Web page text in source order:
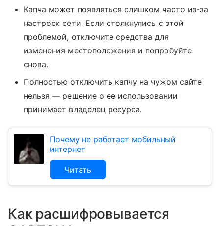
Капча может появляться слишком часто из-за
настроек сети. Если столкнулись с этой
проблемой, отключите средства для
изменения местоположения и попробуйте
снова.
Полностью отключить капчу на чужом сайте
нельзя — решение о ее использовании
принимает владелец ресурса.
Почему не работает мобильный
интернет
Читать
Как расшифровывается